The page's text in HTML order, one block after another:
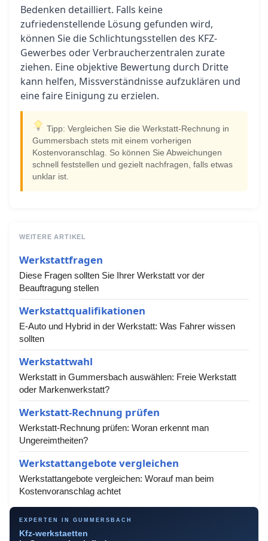
Bedenken detailliert. Falls keine
zufriedenstellende Lösung gefunden wird,
können Sie die Schlichtungsstellen des KFZ-
Gewerbes oder Verbraucherzentralen zurate
ziehen. Eine objektive Bewertung durch Dritte
kann helfen, Missverständnisse aufzuklären und
eine faire Einigung zu erzielen.
Tipp: Vergleichen Sie die Werkstatt-Rechnung in
Gummersbach stets mit einem vorherigen
Kostenvoranschlag. So können Sie Abweichungen
schnell feststellen und gezielt nachfragen, falls etwas
unklar ist.
WEITERE ARTIKEL
Werkstattfragen
Diese Fragen sollten Sie Ihrer Werkstatt vor der
Beauftragung stellen
Werkstattqualifikationen
E-Auto und Hybrid in der Werkstatt: Was Fahrer wissen
sollten
Werkstattwahl
Werkstatt in Gummersbach auswählen: Freie Werkstatt
oder Markenwerkstatt?
Werkstatt-Rechnung prüfen
Werkstatt-Rechnung prüfen: Woran erkennt man
Ungereimtheiten?
Werkstattangebote vergleichen
Werkstattangebote vergleichen: Worauf man beim
Kostenvoranschlag achtet
EXPERTEN IN GUMMERSBACH
Kfz-werkstaetten